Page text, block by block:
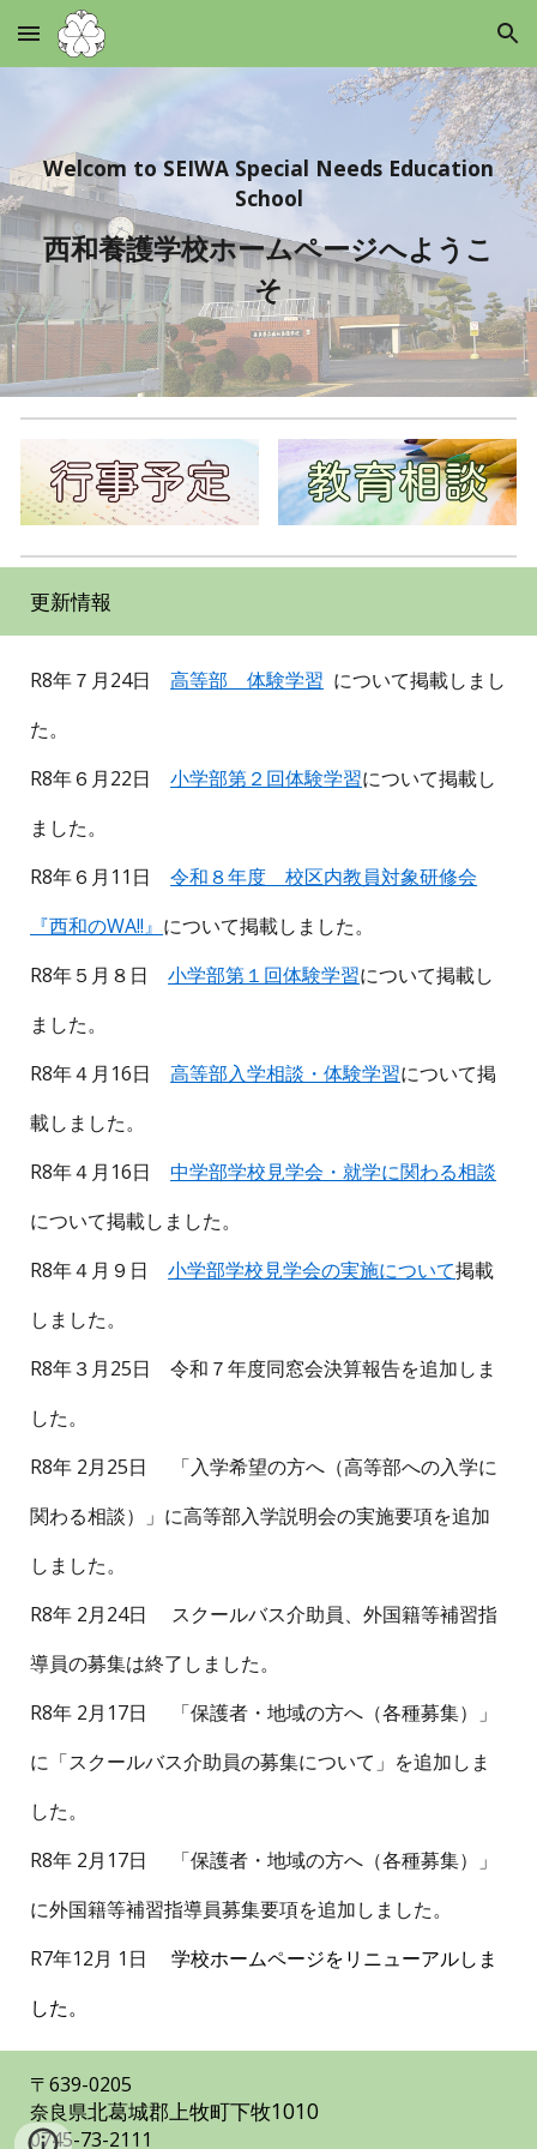
Skip to main content Skip to navigation
Welcom to SEIWA Special Needs Education
School
西和養護学校ホームページへようこ
そ
更新情報
R8年７月24日高等部 体験学習 について掲載しまし
た。
R8年６ 月22日小学部第２ 回体験学習について掲載し
ました。
R8年６月11日令和８年度 校区内教員対象研修会
『西和のWA!!』 について掲載しました。
R8年５月８日小学部第１回体験学習について掲載し
ました。
R8年４月16日高等部入学相談・体験学習について掲
載しました。
R8年４月16日中学部学校見学会・就学に関わる相談
について掲載しました。
R8年４月９日小学部学校見学会の実施について掲載
しました。
R8年３月25日 令和７年度同窓会決算報告を追加しま
した。
R8年 2月25日 「入学希望の方へ（高等部への入学に
関わる相談）」に高等部入学説明会の実施要項を追加
しました。
R8年 2月24日 スクールバス介助員、外国籍等補習指
導員の募集は終了しました。
R8年 2月17日 「保護者・地域の方へ（各種募集）」
に「スクールバス介助員の募集について」を追加しま
した。
R8年 2月17日 「保護者・地域の方へ（各種募集）」
に外国籍等補習指導員募集要項を追加しました。
R7年12月 1日学校ホームページをリニューアルしま
した。
〒639-0205
奈良県北葛城郡上牧町下牧1010
0745-73-2111